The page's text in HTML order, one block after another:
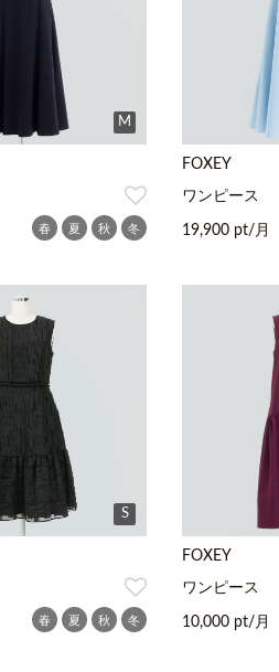
M
春 夏 秋 冬
FOXEY
ワンピース
19,900 pt/月
S
春 夏 秋 冬
FOXEY
ワンピース
10,000 pt/月